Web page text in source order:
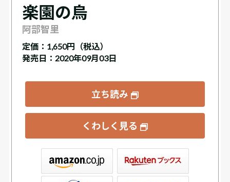
楽園の烏
阿部智里
定価： 1,650円（税込）
発売日：2020年09月03日
立ち読み
くわしく見る